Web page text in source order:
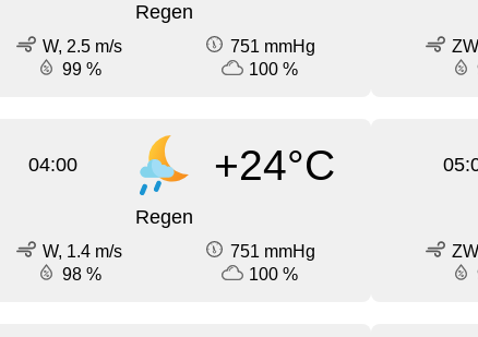
Regen
W, 2.5 m/s
751 mmHg
99 %
100 %
04:00 +24°C
Regen
W, 1.4 m/s
751 mmHg
98 %
100 %